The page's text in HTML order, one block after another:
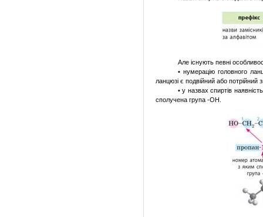
Але існують певні
• нумерацію головного
ланцюзі є подвійний або потрійний
• у назвах спиртів
сполучена група -ОН.